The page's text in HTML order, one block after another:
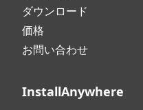
ダウンロード
価格
お問い合わせ
InstallAnywhere